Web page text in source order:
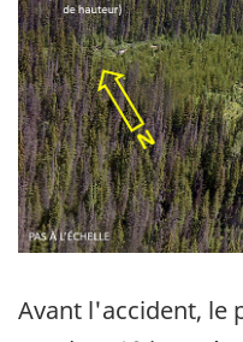
Avant l'accident, le